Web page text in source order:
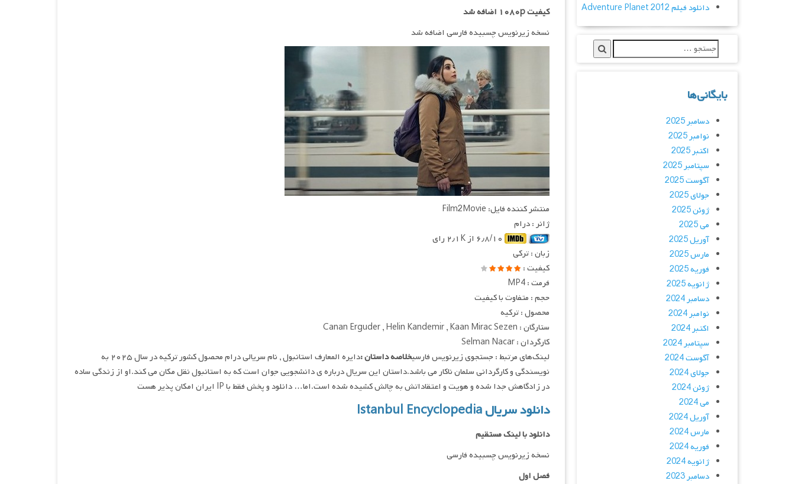
کیفیت ۱۰۸۰p اضافه شد
نسخه زیرنویس چسبیده فارسی اضافه شد
منتشر کننده فایل: Film2Movie
ژانر : درام
زبان : ترکی
کیفیت :
فرمت : MP4
حجم : متفاوت با کیفیت
محصول : ترکیه
ستارگان : Canan Erguder , Helin Kandemir , Kaan Mirac Sezen
کارگردان : Selman Nacar
لینک‌های مرتبط : جستجوی زیرنویس فارسیخلاصه داستان :
دایره المعارف استانبول , نام سریالی درام محصول کشور ترکیه در سال ۲۰۲۵ به
نویسندگی و کارگردانی سلمان ناکار می باشد.داستان این سریال درباره ی دانشجویی جوان است که به استانبول نقل مکان می کند.او از زندگی ساده
در زادگاهش جدا شده و هویت و اعتقاداتش به چالش کشیده شده است.اما… دانلود و پخش فقط با IP ایران امکان پذیر هست
دانلود سریال Istanbul Encyclopedia
دانلود با لینک مستقیم
نسخه زیرنویس چسبیده فارسی
فصل اول
دانلود فیلم Adventure Planet 2012
بایگانی‌ها
دسامبر 2025
نوامبر 2025
اکتبر 2025
سپتامبر 2025
آگوست 2025
جولای 2025
ژوئن 2025
می 2025
آوریل 2025
مارس 2025
فوریه 2025
ژانویه 2025
دسامبر 2024
نوامبر 2024
اکتبر 2024
سپتامبر 2024
آگوست 2024
جولای 2024
ژوئن 2024
می 2024
آوریل 2024
مارس 2024
فوریه 2024
ژانویه 2024
دسامبر 2023